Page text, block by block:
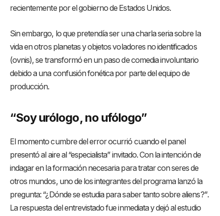
recientemente por el gobierno de Estados Unidos.
Sin embargo, lo que pretendía ser una charla seria sobre la
vida en otros planetas y objetos voladores no identificados
(ovnis), se transformó en un paso de comedia involuntario
debido a una confusión fonética por parte del equipo de
producción.
“Soy urólogo, no ufólogo”
El momento cumbre del error ocurrió cuando el panel
presentó al aire al “especialista” invitado. Con la intención de
indagar en la formación necesaria para tratar con seres de
otros mundos, uno de los integrantes del programa lanzó la
pregunta: “¿Dónde se estudia para saber tanto sobre aliens?”.
La respuesta del entrevistado fue inmediata y dejó al estudio